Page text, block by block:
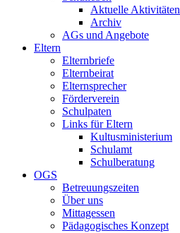
Aktuelle Aktivitäten
Archiv
AGs und Angebote
Eltern
Elternbriefe
Elternbeirat
Elternsprecher
Förderverein
Schulpaten
Links für Eltern
Kultusministerium
Schulamt
Schulberatung
OGS
Betreuungszeiten
Über uns
Mittagessen
Pädagogisches Konzept